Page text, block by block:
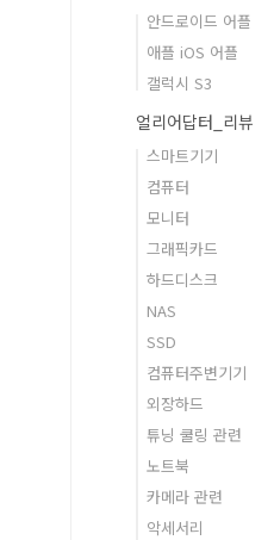
안드로이드 어플
애플 iOS 어플
갤럭시 S3
얼리어답터_리뷰
스마트기기
컴퓨터
모니터
그래픽카드
하드디스크
NAS
SSD
컴퓨터주변기기
외장하드
튜닝 쿨링 관련
노트북
카메라 관련
악세서리